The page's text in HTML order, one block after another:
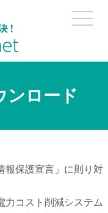
ンロード
報保護宣言」に則り対
力コスト削減システム